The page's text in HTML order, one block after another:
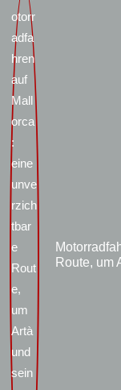
Route, um